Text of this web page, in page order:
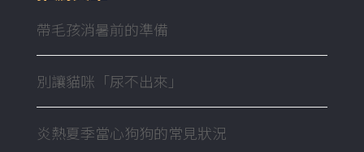
帶毛孩消暑前的準備
別讓貓咪「尿不出來」
炎熱夏季當心狗狗的常見狀況